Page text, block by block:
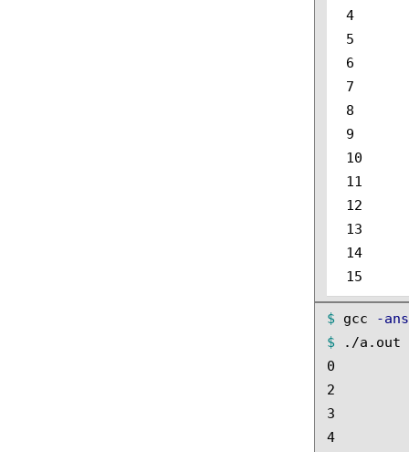
4
5
6
7
8
9
10
11
12
13
14
$ gcc
-
$
./a.out
0
2
3
4